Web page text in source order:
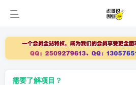
需要了解项目？